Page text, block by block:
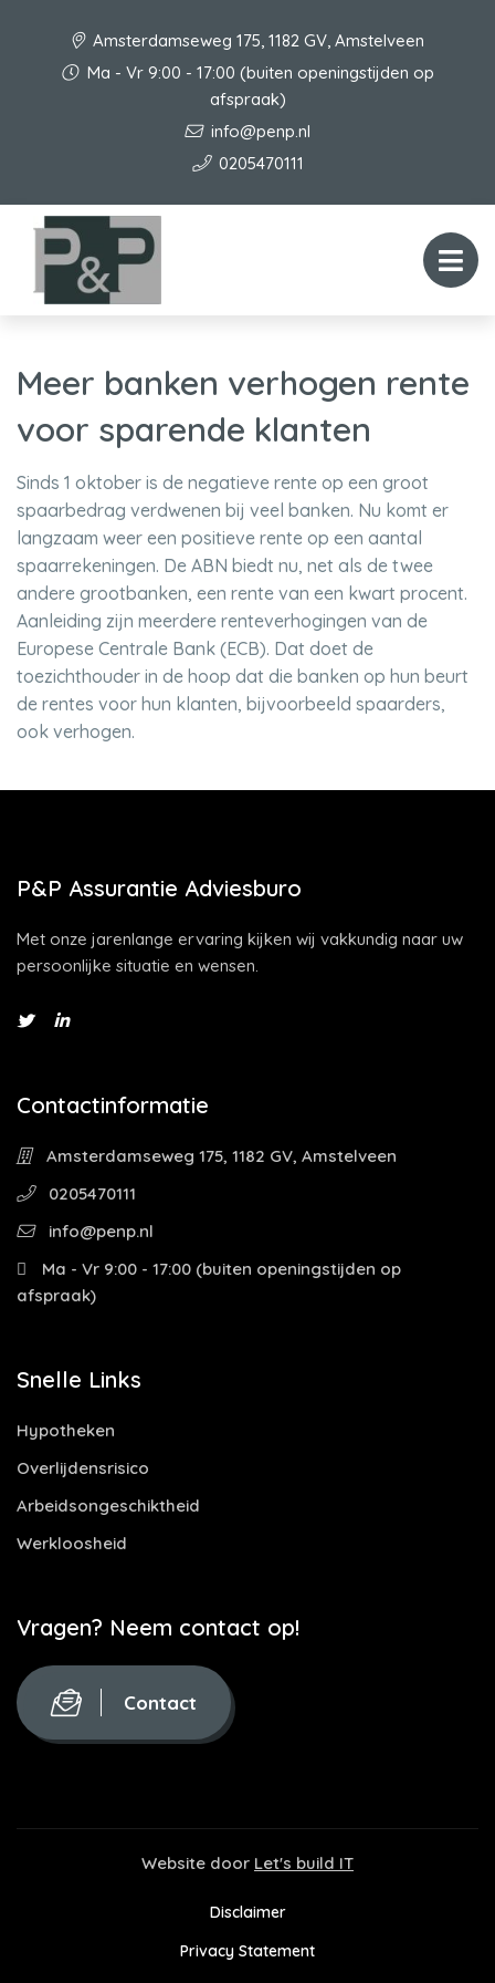
Amsterdamseweg 175, 1182 GV, Amstelveen
Ma - Vr 9:00 - 17:00 (buiten openingstijden op
afspraak)
info@penp.nl
0205470111
Meer banken verhogen rente
voor sparende klanten
Sinds 1 oktober is de negatieve rente op een groot
spaarbedrag verdwenen bij veel banken. Nu komt er
langzaam weer een positieve rente op een aantal
spaarrekeningen. De ABN biedt nu, net als de twee
andere grootbanken, een rente van een kwart procent.
Aanleiding zijn meerdere renteverhogingen van de
Europese Centrale Bank (ECB). Dat doet de
toezichthouder in de hoop dat die banken op hun beurt
de rentes voor hun klanten, bijvoorbeeld spaarders,
ook verhogen.
P&P Assurantie Adviesburo
Met onze jarenlange ervaring kijken wij vakkundig naar uw
persoonlijke situatie en wensen.
Contactinformatie
Amsterdamseweg 175, 1182 GV, Amstelveen
0205470111
info@penp.nl
Ma - Vr 9:00 - 17:00 (buiten openingstijden op
afspraak)
Snelle Links
Hypotheken
Overlijdensrisico
Arbeidsongeschiktheid
Werkloosheid
Vragen? Neem contact op!
Contact
Website door Let's build IT
Disclaimer
Privacy Statement